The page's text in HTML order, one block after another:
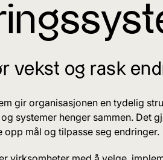
vekst og rask
gir organisasjonen en tydelig
systemer henger sammen. Det
opp mål og tilpasse seg endringer.